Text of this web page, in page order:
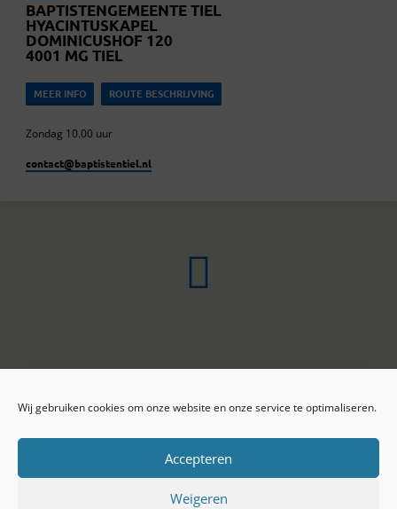
Wij gebruiken cookies om onze website en onze service te optimaliseren.
Accepteren
Weigeren
BAPTISTENGEMEENTE TIEL
HYACINTUSKAPEL
DOMINICUSHOF 120
4001 MG TIEL
MEER INFO ROUTE BESCHRIJVING
Zondag 10.00 uur
contact​@baptistentiel.nl
ONLINE ARCHIEF
Privacy beleid